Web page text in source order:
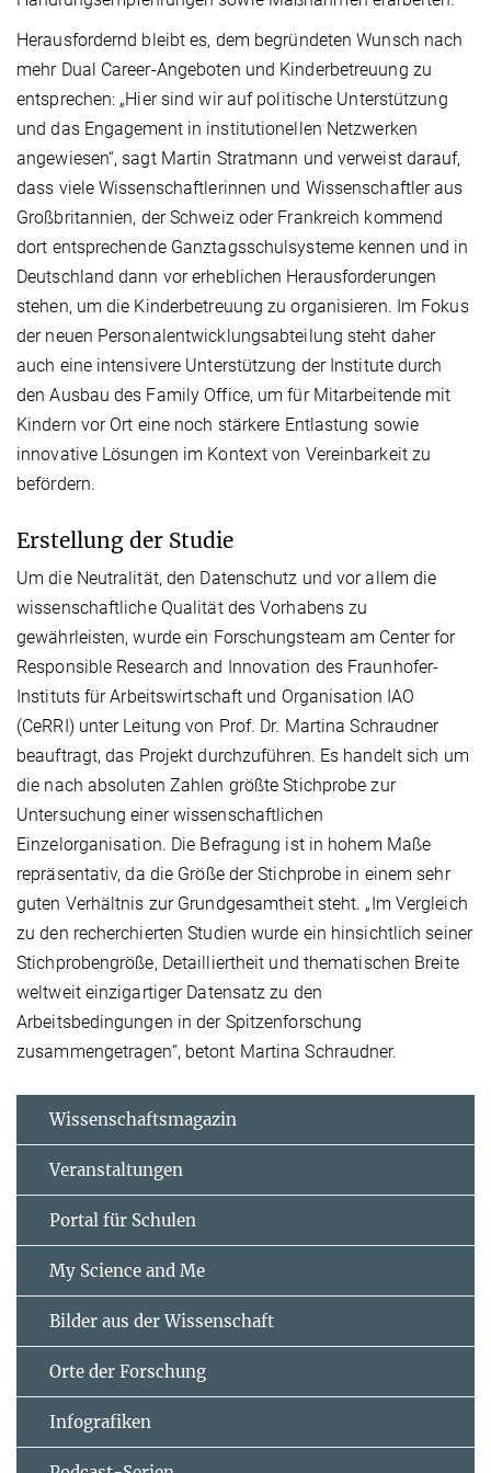
Herausfordernd bleibt es, dem begründeten Wunsch nach
mehr Dual Career-Angeboten und Kinderbetreuung zu
entsprechen: „Hier sind wir auf politische Unterstützung
und das Engagement in institutionellen Netzwerken
angewiesen“, sagt Martin Stratmann und verweist darauf,
dass viele Wissenschaftlerinnen und Wissenschaftler aus
Großbritannien, der Schweiz oder Frankreich kommend
dort entsprechende Ganztagsschulsysteme kennen und in
Deutschland dann vor erheblichen Herausforderungen
stehen, um die Kinderbetreuung zu organisieren. Im Fokus
der neuen Personalentwicklungsabteilung steht daher
auch eine intensivere Unterstützung der Institute durch
den Ausbau des Family Office, um für Mitarbeitende mit
Kindern vor Ort eine noch stärkere Entlastung sowie
innovative Lösungen im Kontext von Vereinbarkeit zu
befördern.
Erstellung der Studie
Um die Neutralität, den Datenschutz und vor allem die
wissenschaftliche Qualität des Vorhabens zu
gewährleisten, wurde ein Forschungsteam am Center for
Responsible Research and Innovation des Fraunhofer-
Instituts für Arbeitswirtschaft und Organisation IAO
(CeRRI) unter Leitung von Prof. Dr. Martina Schraudner
beauftragt, das Projekt durchzuführen. Es handelt sich um
die nach absoluten Zahlen größte Stichprobe zur
Untersuchung einer wissenschaftlichen
Einzelorganisation. Die Befragung ist in hohem Maße
repräsentativ, da die Größe der Stichprobe in einem sehr
guten Verhältnis zur Grundgesamtheit steht. „Im Vergleich
zu den recherchierten Studien wurde ein hinsichtlich seiner
Stichprobengröße, Detailliertheit und thematischen Breite
weltweit einzigartiger Datensatz zu den
Arbeitsbedingungen in der Spitzenforschung
zusammengetragen“, betont Martina Schraudner.
Wissenschaftsmagazin
Veranstaltungen
Portal für Schulen
My Science and Me
Bilder aus der Wissenschaft
Orte der Forschung
Infografiken